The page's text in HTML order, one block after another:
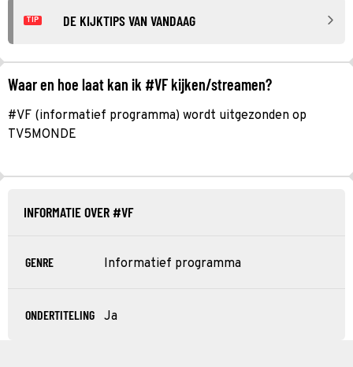
TIP DE KIJKTIPS VAN VANDAAG
Waar en hoe laat kan ik #VF kijken/streamen?
#VF (informatief programma) wordt uitgezonden op
TV5MONDE
INFORMATIE OVER #VF
GENRE Informatief programma
ONDERTITELING Ja